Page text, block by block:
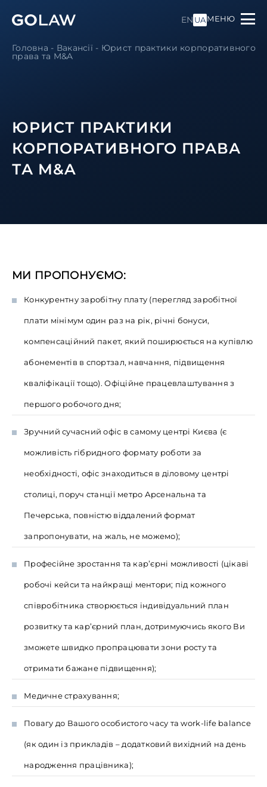
EN UAМЕНЮ
Головна - Вакансії - Юрист практики корпоративного
права та M&A
ЮРИСТ ПРАКТИКИ
КОРПОРАТИВНОГО ПРАВА
ТА M&A
МИ ПРОПОНУЄМО:
Конкурентну заробітну плату (перегляд заробітної
плати мінімум один раз на рік, річні бонуси,
компенсаційний пакет, який поширюється на купівлю
абонементів в спортзал, навчання, підвищення
кваліфікації тощо). Офіційне працевлаштування з
першого робочого дня;
Зручний сучасний офіс в самому центрі Києва (є
можливість гібридного формату роботи за
необхідності, офіс знаходиться в діловому центрі
столиці, поруч станції метро Арсенальна та
Печерська, повністю віддалений формат
запропонувати, на жаль, не можемо);
Професійне зростання та кар’єрні можливості (цікаві
робочі кейси та найкращі ментори; під кожного
співробітника створюється індивідуальний план
розвитку та кар’єрний план, дотримуючись якого Ви
зможете швидко пропрацювати зони росту та
отримати бажане підвищення);
Медичне страхування;
Повагу до Вашого особистого часу та work-life balance
(як один із прикладів – додатковий вихідний на день
народження працівника);